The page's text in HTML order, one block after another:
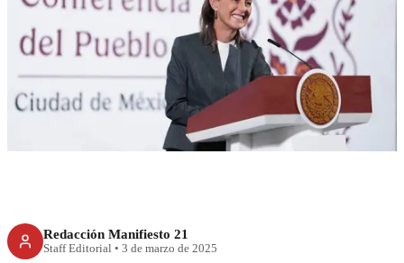
Sheinbaum alcanza 85% de
aprobación, la más alta en 30
años
Redacción Manifiesto 21
Staff Editorial • 3 de marzo de 2025